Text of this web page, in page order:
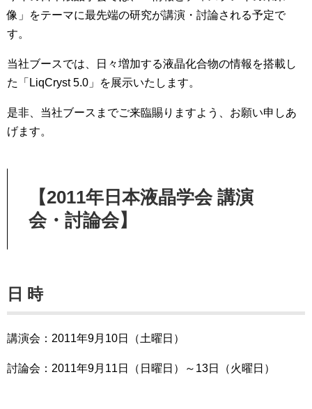
像」をテーマに最先端の研究が講演・討論される予定で
す。
当社ブースでは、日々増加する液晶化合物の情報を搭載し
た「LiqCryst 5.0」を展示いたします。
是非、当社ブースまでご来臨賜りますよう、お願い申しあ
げます。
【2011年日本液晶学会 講演
会・討論会】
日 時
講演会：2011年9月10日（土曜日）
討論会：2011年9月11日（日曜日）～13日（火曜日）